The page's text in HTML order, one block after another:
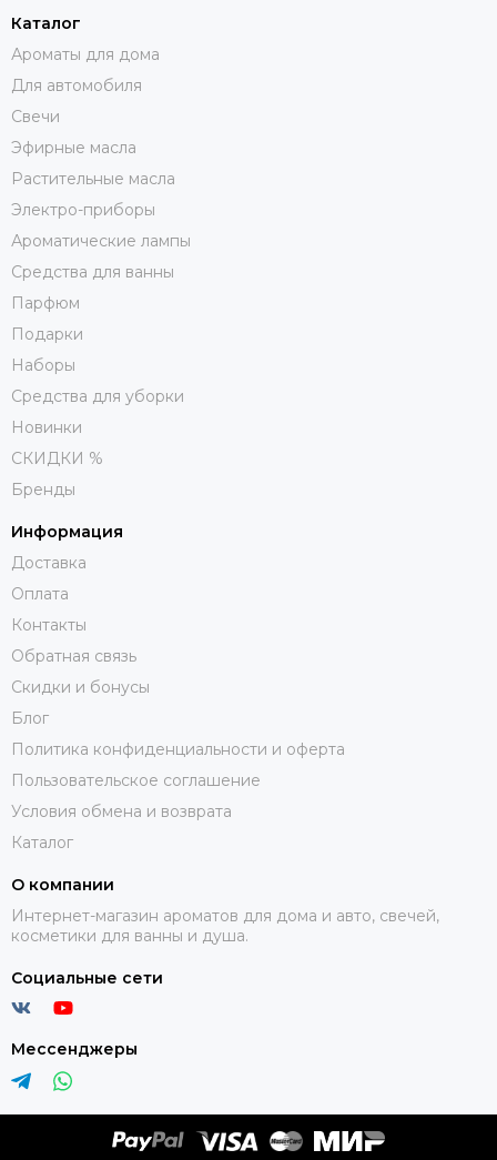
Каталог
Ароматы для дома
Для автомобиля
Свечи
Эфирные масла
Растительные масла
Электро-приборы
Ароматические лампы
Средства для ванны
Парфюм
Подарки
Наборы
Средства для уборки
Новинки
СКИДКИ %
Бренды
Информация
Доставка
Оплата
Контакты
Обратная связь
Скидки и бонусы
Блог
Политика конфиденциальности и оферта
Пользовательское соглашение
Условия обмена и возврата
Каталог
О компании
Интернет-магазин ароматов для дома и авто, свечей,
косметики для ванны и душа.
Социальные сети
Мессенджеры